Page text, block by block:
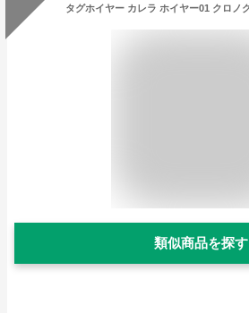
類似商品を探す